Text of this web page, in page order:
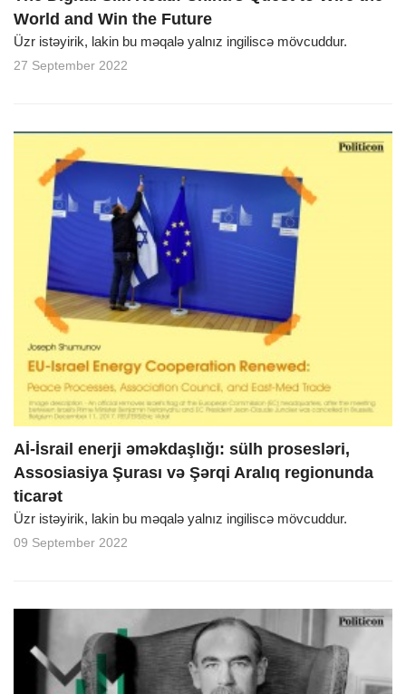
World and Win the Future
Üzr istəyirik, lakin bu məqalə yalnız ingiliscə mövcuddur.
27 September 2022
Aİ-İsrail enerji əməkdaşlığı: sülh prosesləri,
Assosiasiya Şurası və Şərqi Aralıq regionunda
ticarət
Üzr istəyirik, lakin bu məqalə yalnız ingiliscə mövcuddur.
09 September 2022